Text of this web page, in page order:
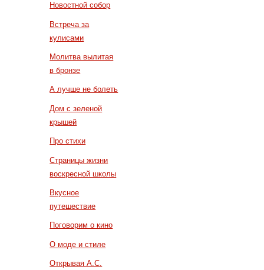
Новостной собор
Встреча за
кулисами
Молитва вылитая
в бронзе
А лучше не болеть
Дом с зеленой
крышей
Про стихи
Страницы жизни
воскресной школы
Вкусное
путешествие
Поговорим о кино
О моде и стиле
Открывая А.С.